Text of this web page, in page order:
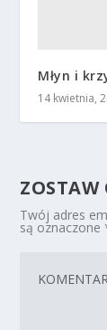
Młyn i
14 kwietnia,
ZOSTAW
Twój adres
są oznaczone